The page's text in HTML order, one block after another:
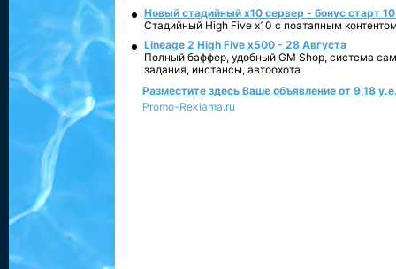
Новый стадийный х10 сервер - бонус старт
Стадийный High Five x10 с поэтапным
Lineage 2 High Five x500 - 28 Августа
Полный баффер, удобный GM Shop, система
задания, инстансы, автоохота
Разместите здесь Ваше объявление от 9,18
Promo-Reklama.ru